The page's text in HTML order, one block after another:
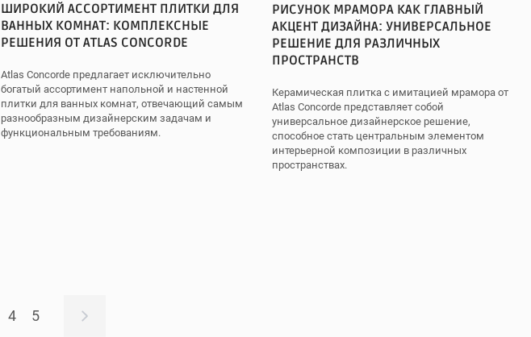
ШИРОКИЙ АССОРТИМЕНТ ПЛИТКИ ДЛЯ
ВАННЫХ КОМНАТ: КОМПЛЕКСНЫЕ
РЕШЕНИЯ ОТ ATLAS CONCORDE
Atlas Concorde предлагает исключительно
богатый ассортимент напольной и настенной
плитки для ванных комнат, отвечающий самым
разнообразным дизайнерским задачам и
функциональным требованиям.
РИСУНОК МРАМОРА КАК ГЛАВНЫЙ
АКЦЕНТ ДИЗАЙНА: УНИВЕРСАЛЬНОЕ
РЕШЕНИЕ ДЛЯ РАЗЛИЧНЫХ
ПРОСТРАНСТВ
Керамическая плитка с имитацией мрамора от
Atlas Concorde представляет собой
универсальное дизайнерское решение,
способное стать центральным элементом
интерьерной композиции в различных
пространствах.
4 5